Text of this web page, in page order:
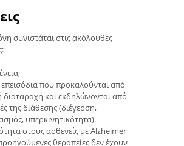
συνιστάται στις ακόλουθες
που προκαλούνται από
διαταραχή και εκδηλώνονται από
της διάθεσης (διέγερση,
υπερκινητικότητα).
στους ασθενείς με Alzheimer
θεραπείες δεν έχουν